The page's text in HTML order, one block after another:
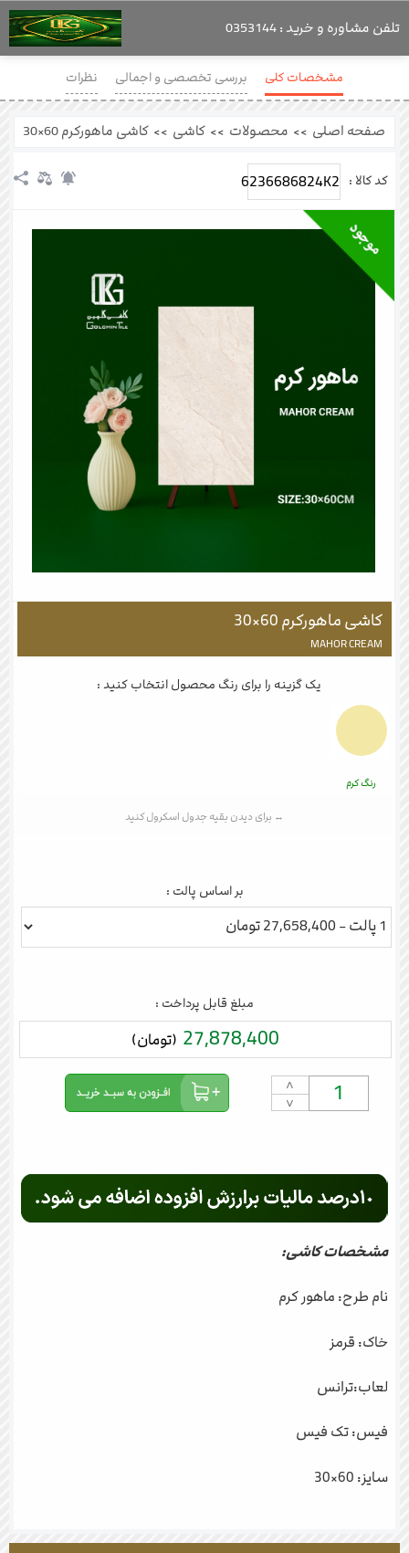
مشخصات کلی بررسی تخصصی و اجمالی نظرات
صفحه اصلی >> محصولات >> کاشی >> کاشی ماهورکرم 60×30
کد کالا : 6236686824K2
کاشی ماهورکرم 60×30
MAHOR CREAM
یک گزینه را برای رنگ محصول انتخاب کنید :
رنگ کرم
بر اساس پالت :
مبلغ قابل پرداخت :
27,878,400 (تومان)
˄
˅
مشخصات کاشی:
نام طرح: ماهور کرم
خاک: قرمز
لعاب:ترانس
فیس: تک فیس
سایز: 60×30
تلفن مشاوره و خرید : 0353144